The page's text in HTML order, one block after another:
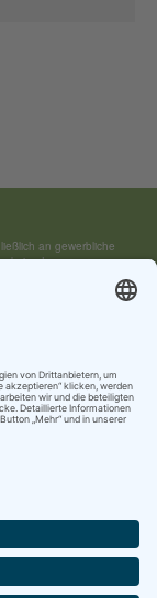
an gewerbliche
keine Lagerware,
Familienunternehmen
Kontakt